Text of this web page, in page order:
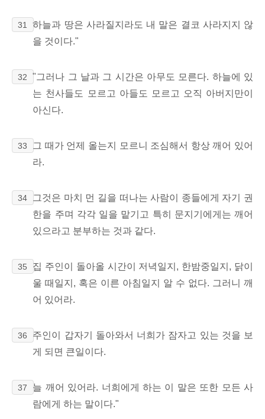
31
하늘과 땅은 사라질지라도 내 말은 결코 사라지지 않
을 것이다."
32
"그러나 그 날과 그 시간은 아무도 모른다. 하늘에 있
는 천사들도 모르고 아들도 모르고 오직 아버지만이
아신다.
33
그 때가 언제 올는지 모르니 조심해서 항상 깨어 있어
라.
34
그것은 마치 먼 길을 떠나는 사람이 종들에게 자기 권
한을 주며 각각 일을 맡기고 특히 문지기에게는 깨어
있으라고 분부하는 것과 같다.
35
집 주인이 돌아올 시간이 저녁일지, 한밤중일지, 닭이
울 때일지, 혹은 이른 아침일지 알 수 없다. 그러니 깨
어 있어라.
36
주인이 갑자기 돌아와서 너희가 잠자고 있는 것을 보
게 되면 큰일이다.
37
늘 깨어 있어라. 너희에게 하는 이 말은 또한 모든 사
람에게 하는 말이다."